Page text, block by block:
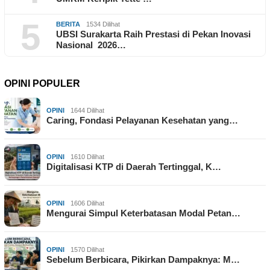
5 BERITA 1534 Dilihat
UBSI Surakarta Raih Prestasi di Pekan Inovasi
Nasional 2026…
OPINI POPULER
OPINI 1644 Dilihat
Caring, Fondasi Pelayanan Kesehatan yang…
OPINI 1610 Dilihat
Digitalisasi KTP di Daerah Tertinggal, K…
OPINI 1606 Dilihat
Mengurai Simpul Keterbatasan Modal Petan…
OPINI 1570 Dilihat
Sebelum Berbicara, Pikirkan Dampaknya: M…